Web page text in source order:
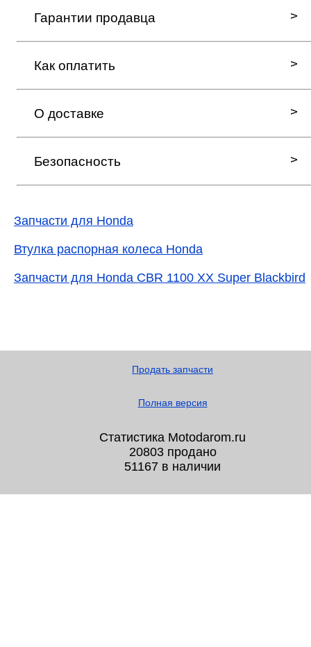
Гарантии продавца
Как оплатить
О доставке
Безопасность
Запчасти для Honda
Втулка распорная колеса Honda
Запчасти для Honda CBR 1100 XX Super Blackbird
Продать запчасти
Полная версия
Статистика Motodarom.ru
20803 продано
51167 в наличии